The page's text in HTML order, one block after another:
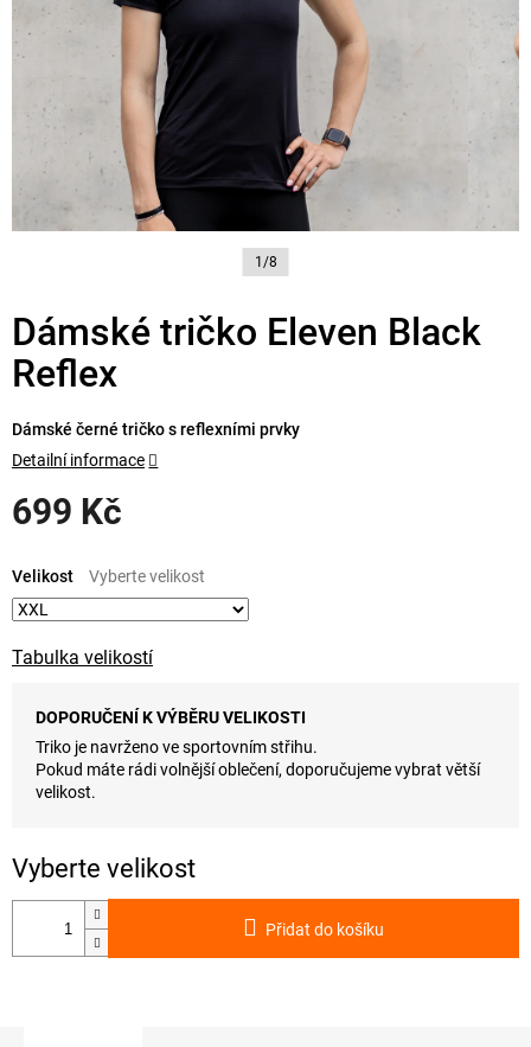
1/8
Dámské tričko Eleven Black
Reflex
699 Kč
cena:
Tabulka velikostí
DOPORUČENÍ K VÝBĚRU VELIKOSTI
Triko je navrženo ve sportovním střihu.
Pokud máte rádi volnější oblečení, doporučujeme vybrat větší
velikost.
Velikost
Přidat do košíku
Dámské černé tričko s reflexními prvky
Detailní informace